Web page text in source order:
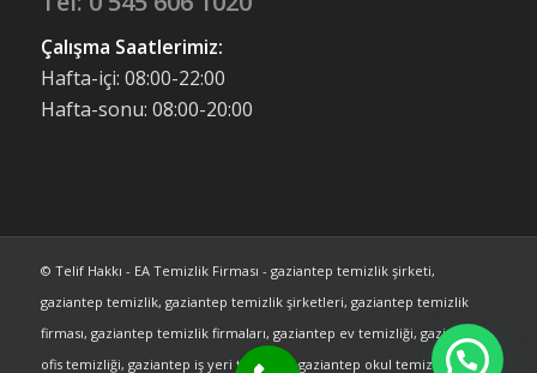
Çalışma Saatlerimiz:
Hafta-içi: 08:00-22:00
Hafta-sonu: 08:00-20:00
© Telif Hakkı - EA Temizlik Firması - gaziantep temizlik şirketi,
gaziantep temizlik, gaziantep temizlik şirketleri, gaziantep temizlik
firması, gaziantep temizlik firmaları, gaziantep ev temizliği, gaziantep
ofis temizliği, gaziantep iş yeri temizliği, gaziantep okul temizliği | Web